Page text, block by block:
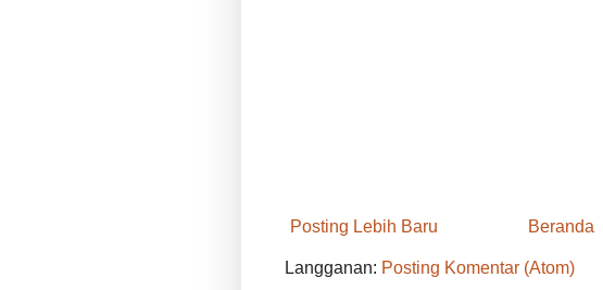
Posting Lebih Baru Beranda
Langganan: Posting Komentar (Atom)